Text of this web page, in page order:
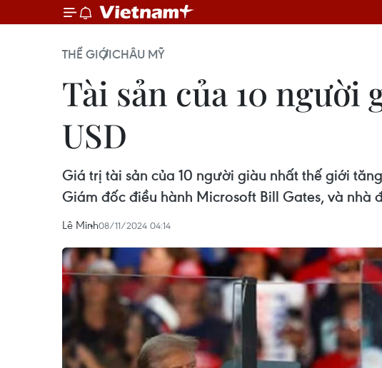
THẾ GIỚICHÂU MỸ
Tài sản của 10 người
USD
Giá trị tài sản của 10 người giàu nhất thế giới
Giám đốc điều hành Microsoft Bill Gates, và nhà
Lê Minh08/11/2024 04:14